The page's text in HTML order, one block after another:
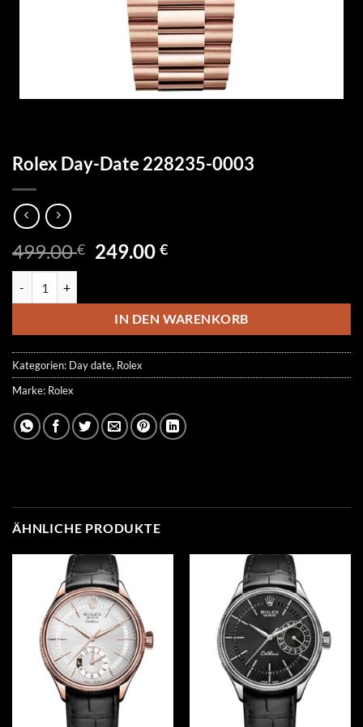
Rolex Day-Date 228235-0003
499.00€ Ursprünglicher
499.00 €
249.00€Aktueller
249.00 €.
IN DEN WARENKORB
Kategorien: Day date, Rolex
Marke: Rolex
ÄHNLICHE PRODUKTE